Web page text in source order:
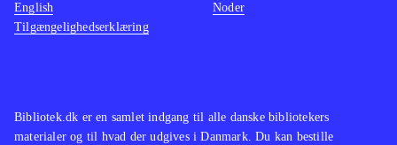
Bibliotek.dk er en samlet indgang til alle danske bibliotekers
materialer og til hvad der udgives i Danmark. Du kan bestille
English
Tilgængelighedserklæring
Noder